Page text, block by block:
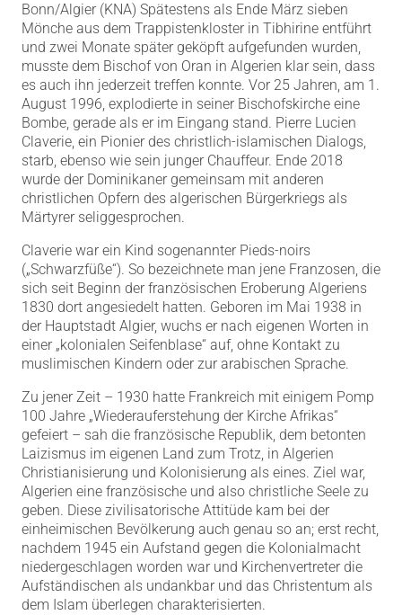
Bonn/Algier (KNA) Spätestens als Ende März sieben
Mönche aus dem Trappistenkloster in Tibhirine entführt
und zwei Monate später geköpft aufgefunden wurden,
musste dem Bischof von Oran in Algerien klar sein, dass
es auch ihn jederzeit treffen konnte. Vor 25 Jahren, am 1.
August 1996, explodierte in seiner Bischofskirche eine
Bombe, gerade als er im Eingang stand. Pierre Lucien
Claverie, ein Pionier des christlich-islamischen Dialogs,
starb, ebenso wie sein junger Chauffeur. Ende 2018
wurde der Dominikaner gemeinsam mit anderen
christlichen Opfern des algerischen Bürgerkriegs als
Märtyrer seliggesprochen.
Claverie war ein Kind sogenannter Pieds-noirs
(„Schwarzfüße“). So bezeichnete man jene Franzosen, die
sich seit Beginn der französischen Eroberung Algeriens
1830 dort angesiedelt hatten. Geboren im Mai 1938 in
der Hauptstadt Algier, wuchs er nach eigenen Worten in
einer „kolonialen Seifenblase“ auf, ohne Kontakt zu
muslimischen Kindern oder zur arabischen Sprache.
Zu jener Zeit – 1930 hatte Frankreich mit einigem Pomp
100 Jahre „Wiederauferstehung der Kirche Afrikas“
gefeiert – sah die französische Republik, dem betonten
Laizismus im eigenen Land zum Trotz, in Algerien
Christianisierung und Kolonisierung als eines. Ziel war,
Algerien eine französische und also christliche Seele zu
geben. Diese zivilisatorische Attitüde kam bei der
einheimischen Bevölkerung auch genau so an; erst recht,
nachdem 1945 ein Aufstand gegen die Kolonialmacht
niedergeschlagen worden war und Kirchenvertreter die
Aufständischen als undankbar und das Christentum als
dem Islam überlegen charakterisierten.